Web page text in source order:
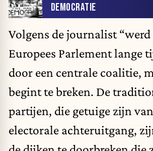
DEMOCRATIE
Volgens de journalist
Europees Parlement lange
door een centrale coalitie,
begint te breken. De
partijen, die getuige zijn
electorale achteruitgang,